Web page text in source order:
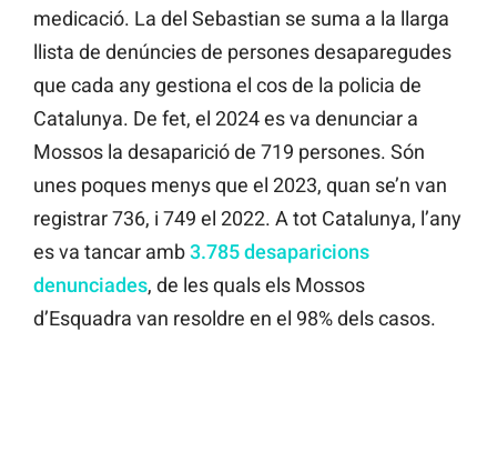
medicació. La del Sebastian se suma a la llarga
llista de denúncies de persones desaparegudes
que cada any gestiona el cos de la policia de
Catalunya. De fet, el 2024 es va denunciar a
Mossos la desaparició de 719 persones. Són
unes poques menys que el 2023, quan se’n van
registrar 736, i 749 el 2022. A tot Catalunya, l’any
es va tancar amb3.785 desaparicions
denunciades, de les quals els Mossos
d’Esquadra van resoldre en el 98% dels casos.